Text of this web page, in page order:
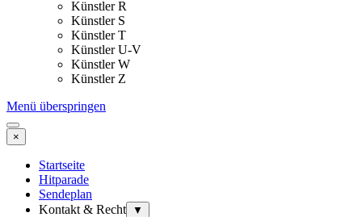
Künstler R
Künstler S
Künstler T
Künstler U-V
Künstler W
Künstler Z
Menü überspringen
×
Startseite
Hitparade
Sendeplan
Kontakt & Recht
▼